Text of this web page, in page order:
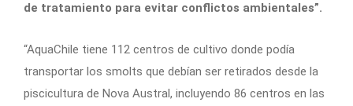
de tratamiento para evitar conflictos ambientales”.
“AquaChile tiene 112 centros de cultivo donde podía
transportar los smolts que debían ser retirados desde la
piscicultura de Nova Austral, incluyendo 86 centros en las